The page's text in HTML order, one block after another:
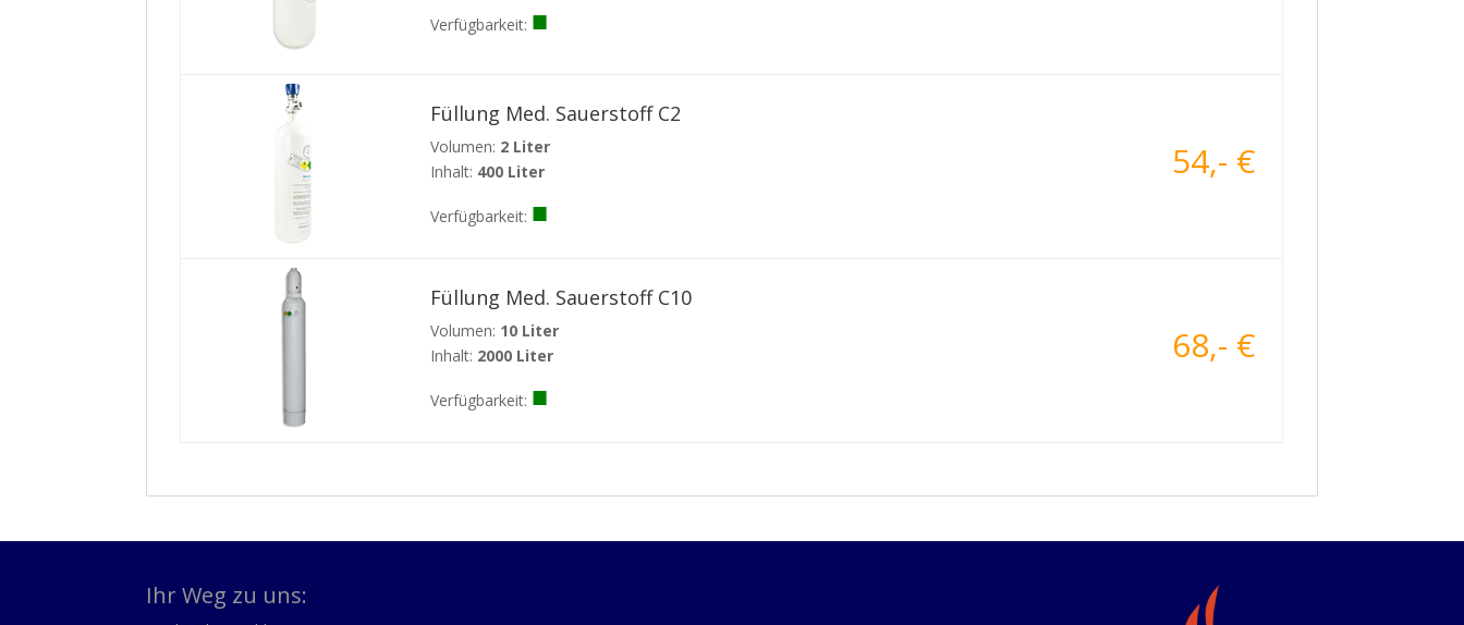
Verfügbarkeit: ■
Füllung Med. Sauerstoff C2
Volumen: 2 Liter
Inhalt: 400 Liter
Verfügbarkeit: ■
54,- €
Füllung Med. Sauerstoff C10
Volumen: 10 Liter
Inhalt: 2000 Liter
Verfügbarkeit: ■
68,- €
Ihr Weg zu uns: